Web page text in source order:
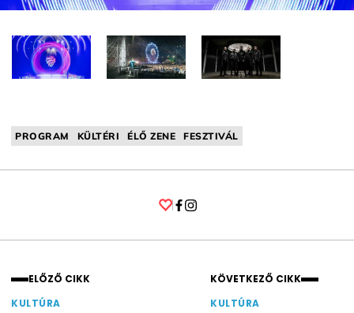
PROGRAM KÜLTÉRI ÉLŐ ZENE FESZTIVÁL
ELŐZŐ CIKK
KULTÚRA
KÖVETKEZŐ CIKK
KULTÚRA